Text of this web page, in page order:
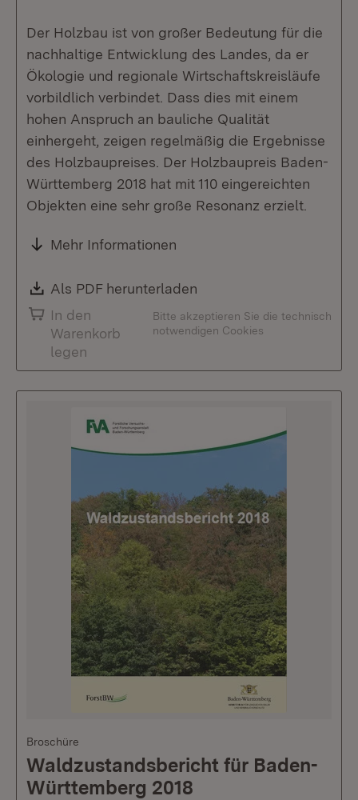
Der Holzbau ist von großer Bedeutung für die
nachhaltige Entwicklung des Landes, da er
Ökologie und regionale Wirtschaftskreisläufe
vorbildlich verbindet. Dass dies mit einem
hohen Anspruch an bauliche Qualität
einhergeht, zeigen regelmäßig die Ergebnisse
des Holzbaupreises. Der Holzbaupreis Baden-
Württemberg 2018 hat mit 110 eingereichten
Objekten eine sehr große Resonanz erzielt.
Mehr Informationen
Download:
Als PDF herunterladen
In den
Warenkorb
legen
Bitte akzeptieren Sie die technisch
notwendigen Cookies
Broschüre
Waldzustandsbericht für Baden-
Württemberg 2018